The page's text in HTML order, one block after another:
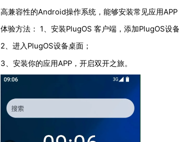
高兼容性的Android操作系统，能够安装常见应用APP
体验方法： 1、安装PlugOS 客户端，添加PlugOS设备
2、进入PlugOS设备桌面；
3、安装你的应用APP，开启双开之旅。